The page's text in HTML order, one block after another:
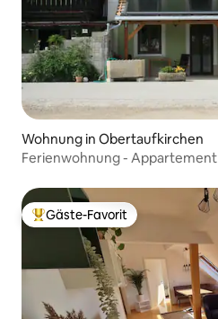
Wohnung in Obertaufkirchen
Ferienwohnung - Appartement
Beliebter Gäste-Favorit.
Gäste-Favorit